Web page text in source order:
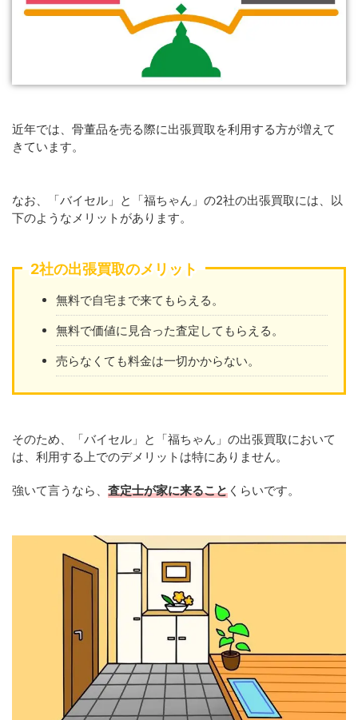
近年では、骨董品を売る際に出張買取を利用する方が増えて
きています。
なお、「バイセル」と「福ちゃん」の2社の出張買取には、以
下のようなメリットがあります。
2社の出張買取のメリット
無料で自宅まで来てもらえる。
無料で価値に見合った査定してもらえる。
売らなくても料金は一切かからない。
そのため、「バイセル」と「福ちゃん」の出張買取において
は、利用する上でのデメリットは特にありません。
強いて言うなら、 査定士が家に来ること くらいです。